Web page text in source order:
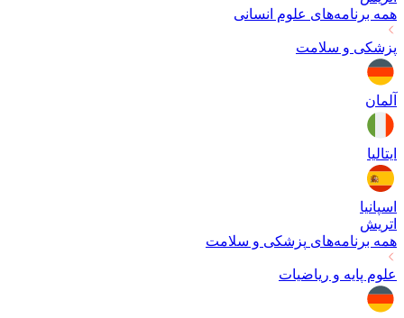
همه برنامه‌های علوم انسانی
پزشکی و سلامت
آلمان
ایتالیا
اسپانیا
اتریش
همه برنامه‌های پزشکی و سلامت
علوم پایه و ریاضیات